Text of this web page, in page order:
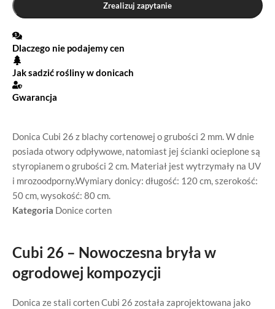
Donica Cubi 26 z blachy cortenowej o grubości 2 mm. W dnie
posiada otwory odpływowe, natomiast jej ścianki ocieplone są
styropianem o grubości 2 cm. Materiał jest wytrzymały na UV
i mrozoodporny.Wymiary donicy: długość: 120 cm, szerokość:
50 cm, wysokość: 80 cm.
Kategoria Donice corten
Cubi 26 – Nowoczesna bryła w
ogrodowej kompozycji
Donica ze stali corten Cubi 26 została zaprojektowana jako
Zrealizuj zapytanie
Dlaczego nie podajemy cen
Jak sadzić rośliny w donicach
Gwarancja